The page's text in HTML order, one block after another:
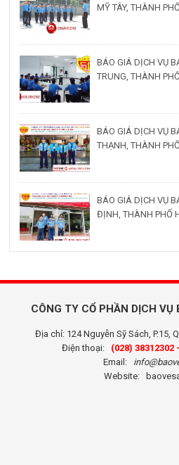
MỸ TÂY, THÀNH
BÁO GIÁ DỊCH VỤ
TRUNG, THÀNH
BÁO GIÁ DỊCH VỤ
THẠNH, THÀNH
BÁO GIÁ DỊCH VỤ
ĐỊNH, THÀNH PHỐ
CÔNG TY CỔ PHẦN DỊCH VỤ
Địa chỉ: 124 Nguyễn Sỹ Sách, P.15,
Điện thoại: (028) 38312302 -
Email:
Website: